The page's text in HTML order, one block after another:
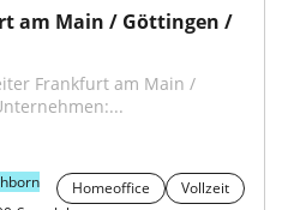
am Main / Göttingen /
Frankfurt am Main /
Homeoffice
Vollzeit